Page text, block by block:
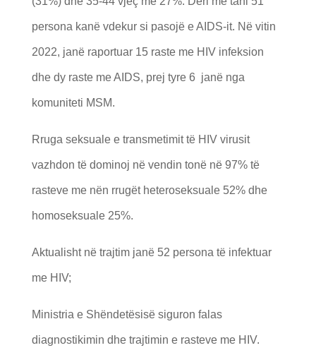
persona kanë vdekur si pasojë e AIDS-it. Në vitin
2022, janë raportuar 15 raste me HIV infeksion
dhe dy raste me AIDS, prej tyre 6 janë nga
komuniteti MSM.
Rruga seksuale e transmetimit të HIV virusit
vazhdon të dominoj në vendin tonë në 97% të
rasteve me nën rrugët heteroseksuale 52% dhe
homoseksuale 25%.
Aktualisht në trajtim janë 52 persona të infektuar
me HIV;
Ministria e Shëndetësisë siguron falas
diagnostikimin dhe trajtimin e rasteve me HIV.